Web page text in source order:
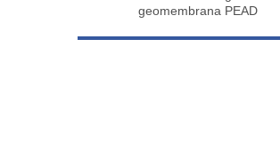
geomembrana PEAD